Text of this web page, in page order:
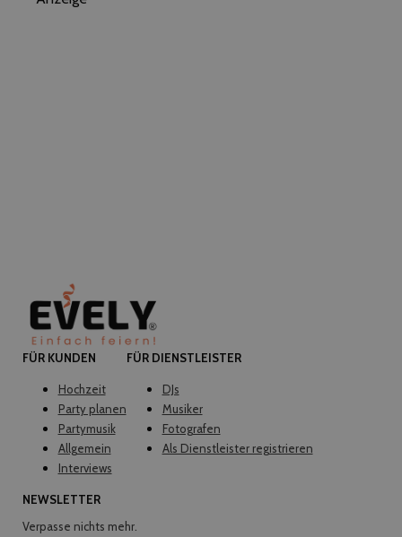
FÜR KUNDEN
Hochzeit
Party planen
Partymusik
Allgemein
Interviews
FÜR DIENSTLEISTER
DJs
Musiker
Fotografen
Als Dienstleister registrieren
NEWSLETTER
Verpasse nichts mehr.